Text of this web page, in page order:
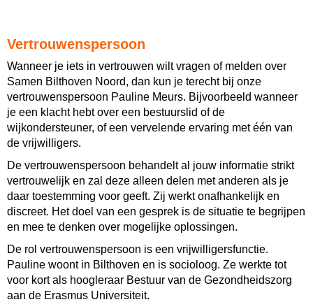
Vertrouwenspersoon
Wanneer je iets in vertrouwen wilt vragen of melden over
Samen Bilthoven Noord, dan kun je terecht bij onze
vertrouwenspersoon Pauline Meurs. Bijvoorbeeld wanneer
je een klacht hebt over een bestuurslid of de
wijkondersteuner, of een vervelende ervaring met één van
de vrijwilligers.
De vertrouwenspersoon behandelt al jouw informatie strikt
vertrouwelijk en zal deze alleen delen met anderen als je
daar toestemming voor geeft. Zij werkt onafhankelijk en
discreet. Het doel van een gesprek is de situatie te begrijpen
en mee te denken over mogelijke oplossingen.
De rol vertrouwenspersoon is een vrijwilligersfunctie.
Pauline woont in Bilthoven en is socioloog. Ze werkte tot
voor kort als hoogleraar Bestuur van de Gezondheidszorg
aan de Erasmus Universiteit.